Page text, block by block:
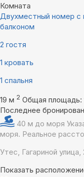
Комната
Двухместный номер с
балконом
2 гостя
1 кровать
1 спальня
19 м 2 Общая площадь:
Последнее
40 м до моря
моря. Реальное
Утес, Гагариной
Показать